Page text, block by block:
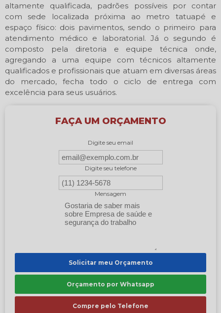
altamente qualificada, padrões possíveis por contar
com sede localizada próxima ao metro tatuapé e
espaço físico: dois pavimentos, sendo o primeiro para
atendimento médico e laboratorial. Já o segundo é
composto pela diretoria e equipe técnica onde,
agregando a uma equipe com técnicos altamente
qualificados e profissionais que atuam em diversas áreas
do mercado, fecha todo o ciclo de entrega com
excelência para seus usuários.
FAÇA UM ORÇAMENTO
Digite seu email
Digite seu telefone
Mensagem
Solicitar meu Orçamento
Orçamento por Whatsapp
Compre pelo Telefone